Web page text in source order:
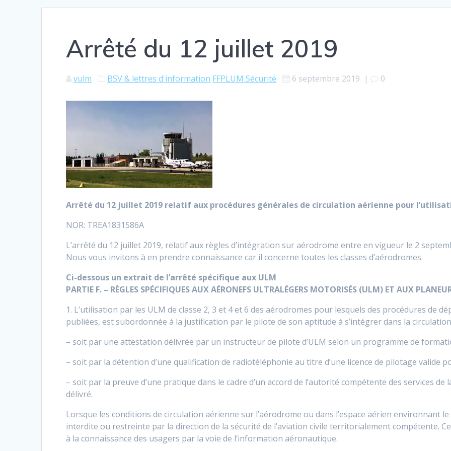
Arrêté du 12 juillet 2019
vulm BSV & lettres d'information FFPLUM Sécurité 6 septembre 2019 | 0
Arrêté du 12 juillet 2019 relatif aux procédures générales de circulation aérienne pour
NOR: TREA1831586A
L’arrêté du 12 juillet 2019, relatif aux règles d’intégration sur aérodrome entre en vigueur le 2
Nous vous invitons à en prendre connaissance car il concerne toutes les classes d’aérodromes.
Ci-dessous un extrait de l’arrêté spécifique aux ULM
PARTIE F. – RÈGLES SPÉCIFIQUES AUX AÉRONEFS ULTRALÉGERS MOTORISÉS (ULM) ET AUX
1. L’utilisation par les ULM de classe 2, 3 et 4 et 6 des aérodromes pour lesquels des procédures de
publiées, est subordonnée à la justification par le pilote de son aptitude à s’intégrer dans la
– soit par une attestation délivrée par un instructeur de pilote d’ULM selon un programme de
– soit par la détention d’une qualification de radiotéléphonie au titre d’une licence de pilotage valide
– soit par la preuve d’une pratique dans le cadre d’un accord de l’autorité compétente des services
délivré.
Lorsque les conditions de circulation aérienne sur l’aérodrome ou dans l’espace aérien environnant
interdite ou restreinte par la direction de la sécurité de l’aviation civile territorialement compétente.
à la connaissance des usagers par la voie de l’information aéronautique.